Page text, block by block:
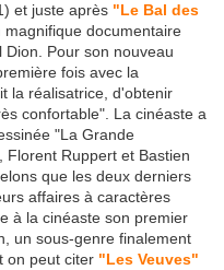
et juste après "Le Bal des
documentaire
Pour son nouveau
fois avec la
la réalisatrice, d'obtenir
confortable". La cinéaste a
"La Grande
Ruppert et Bastien
que les deux derniers
affaires à caractères
à la cinéaste son premier
un sous-genre finalement
on peut citer "Les Veuves"